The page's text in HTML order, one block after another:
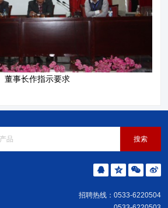
董事长作指示要求
招聘热线：0533-6220504